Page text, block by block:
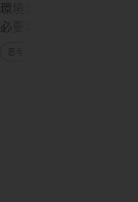
環境変化の激しい時代
必要なスキルとは？